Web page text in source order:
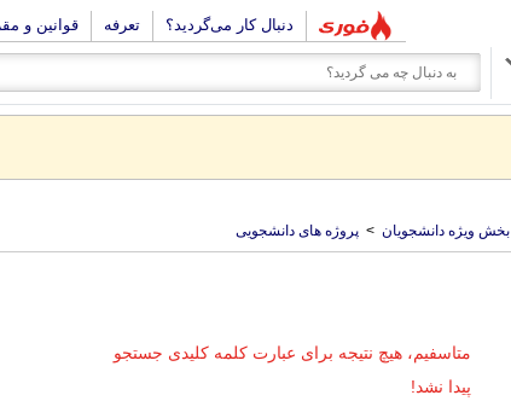
دنبال کار می‌گردید؟ تعرفه قوانین و
بخش ویژه دانشجویان > پروژه های دانشجویی
متاسفیم، هیچ نتیجه برای عبارت کلمه کلیدی جستجو
پیدا نشد!